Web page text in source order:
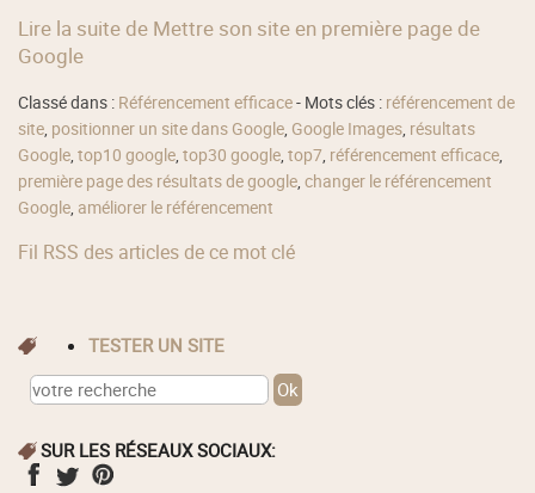
Lire la suite de Mettre son site en première page de
Google
Classé dans : Référencement efficace- Mots clés : référencement de
site, positionner un site dans Google, Google Images, résultats
Google,top10 google,top30 google,top7, référencement efficace,
première page des résultats de google,changer le référencement
Google, améliorer le référencement
Fil RSS des articles de ce mot clé
TESTER UN SITE
SUR LES RÉSEAUX SOCIAUX: